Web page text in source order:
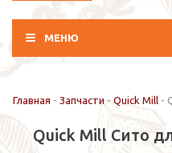
МЕНЮ
Главная - Запчасти - Quick Mill -
Quick Mill Сито